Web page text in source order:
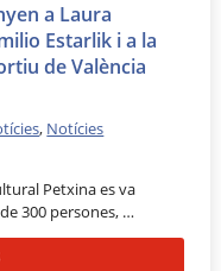
a Laura
Estarlik i a la
de València
, Notícies
Petxina es va
300 persones, …